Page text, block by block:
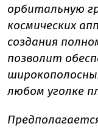
орбитальную
космических
создания
позволит
любом уголке